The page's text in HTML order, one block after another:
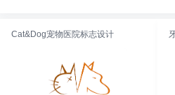
Cat&Dog宠物医院标志设计